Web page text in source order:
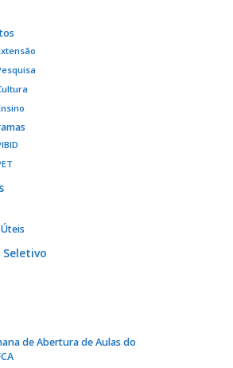
Seletivo
de Abertura de Aulas do